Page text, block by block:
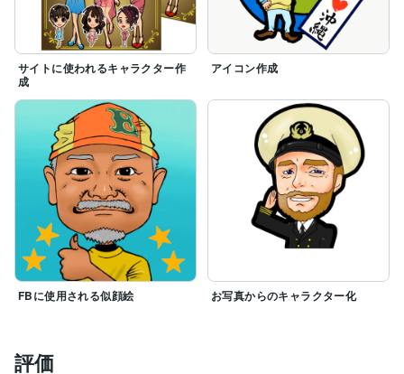
サイトに使われるキャラクター作
成
アイコン作成
FBに使用される似顔絵 お写真からのキャラクター化
評価